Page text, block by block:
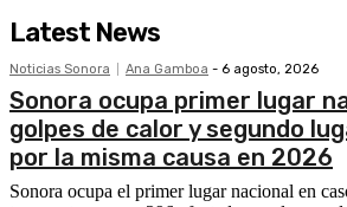
Latest News
Noticias Sonora Ana Gamboa - 6 agosto, 2026
Sonora ocupa primer lugar
golpes de calor y segundo
por la misma causa en 2026
Sonora ocupa el primer lugar nacional en